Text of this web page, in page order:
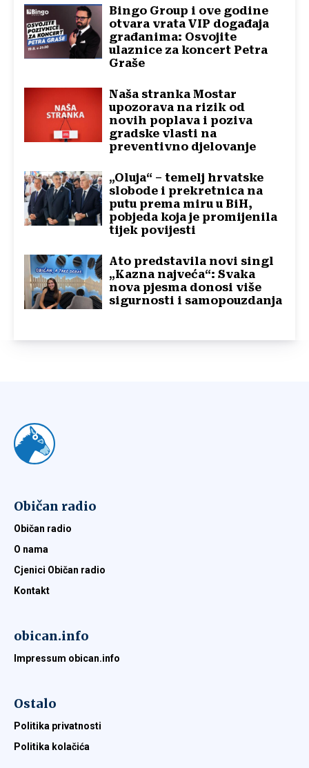
Bingo Group i ove godine
otvara vrata VIP događaja
građanima: Osvojite
ulaznice za koncert Petra
Graše
Naša stranka Mostar
upozorava na rizik od
novih poplava i poziva
gradske vlasti na
preventivno djelovanje
„Oluja“ – temelj hrvatske
slobode i prekretnica na
putu prema miru u BiH,
pobjeda koja je promijenila
tijek povijesti
Ato predstavila novi singl
„Kazna najveća“: Svaka
nova pjesma donosi više
sigurnosti i samopouzdanja
Običan radio
Običan radio
O nama
Cjenici Običan radio
Kontakt
obican.info
Impressum obican.info
Ostalo
Politika privatnosti
Politika kolačića